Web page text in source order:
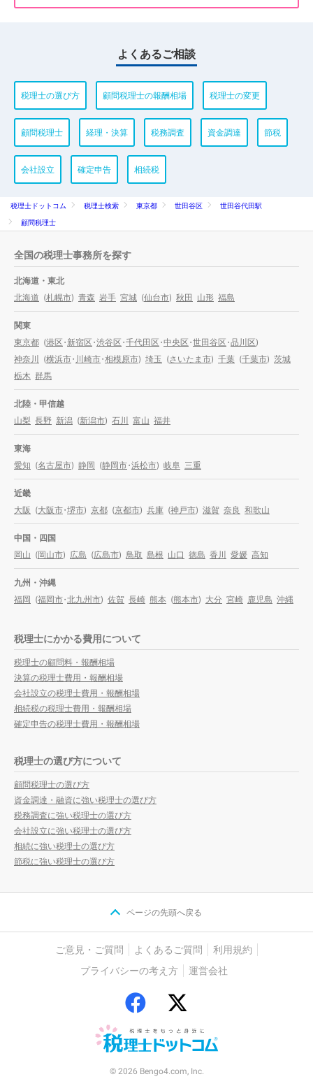
よくあるご相談
税理士の選び方 顧問税理士の報酬相場 税理士の変更
顧問税理士 経理・決算 税務調査 資金調達 節税
会社設立 確定申告 相続税
税理士ドットコム 税理士検索 東京都 世田谷区
世田谷代田駅
顧問税理士
全国の税理士事務所を探す
北海道・東北
北海道 (札幌市) 青森 岩手 宮城 (仙台市) 秋田 山形 福島
関東
東京都 (港区・新宿区・渋谷区・千代田区・中央区・世田谷区・品川区)
神奈川
(横浜市・ 川崎市・相模原市) 埼玉 (さいたま市) 千葉 (千葉市) 茨城
栃木 群馬
北陸・甲信越
山梨 長野 新潟 (新潟市) 石川 富山 福井
東海
愛知 (名古屋市) 静岡 (静岡市・浜松市) 岐阜 三重
近畿
大阪 (大阪市・堺市) 京都 (京都市) 兵庫 (神戸市) 滋賀 奈良 和歌山
中国・四国
岡山 (岡山市) 広島 (広島市) 鳥取 島根 山口 徳島 香川 愛媛 高知
九州・沖縄
福岡 (福岡市・北九州市) 佐賀 長崎 熊本 (熊本市) 大分 宮崎 鹿児島 沖縄
税理士にかかる費用について
税理士の顧問料・報酬相場
決算の税理士費用・報酬相場
会社設立の税理士費用・報酬相場
相続税の税理士費用・報酬相場
確定申告の税理士費用・報酬相場
税理士の選び方について
顧問税理士の選び方
資金調達・融資に強い税理士の選び方
税務調査に強い税理士の選び方
会社設立に強い税理士の選び方
相続に強い税理士の選び方
節税に強い税理士の選び方
ページの先頭へ戻る
ご意見・ご質問 よくあるご質問
利用規約
プライバシーの考え方
運営会社
© 2026 Bengo4.com, Inc.